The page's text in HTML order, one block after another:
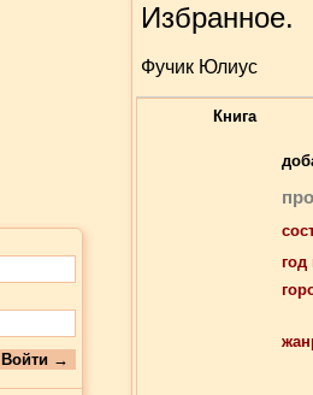
Избранное.
Фучик Юлиус
Книга
год